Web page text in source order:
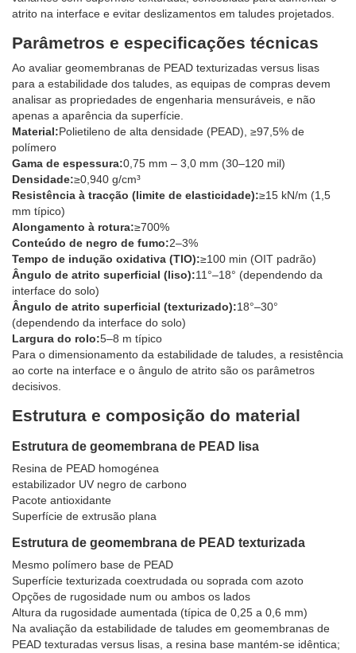
atrito na interface e evitar deslizamentos em taludes projetados.
Parâmetros e especificações técnicas
Ao avaliar geomembranas de PEAD texturizadas versus lisas
para a estabilidade dos taludes, as equipas de compras devem
analisar as propriedades de engenharia mensuráveis, e não
apenas a aparência da superfície.
Material:Polietileno de alta densidade (PEAD), ≥97,5% de
polímero
Gama de espessura:0,75 mm – 3,0 mm (30–120 mil)
Densidade:≥0,940 g/cm³
Resistência à tracção (limite de elasticidade):≥15 kN/m (1,5
mm típico)
Alongamento à rotura:≥700%
Conteúdo de negro de fumo:2–3%
Tempo de indução oxidativa (TIO):≥100 min (OIT padrão)
Ângulo de atrito superficial (liso):11°–18° (dependendo da
interface do solo)
Ângulo de atrito superficial (texturizado):18°–30°
(dependendo da interface do solo)
Largura do rolo:5–8 m típico
Para o dimensionamento da estabilidade de taludes, a resistência
ao corte na interface e o ângulo de atrito são os parâmetros
decisivos.
Estrutura e composição do material
Estrutura de geomembrana de PEAD lisa
Resina de PEAD homogénea
estabilizador UV negro de carbono
Pacote antioxidante
Superfície de extrusão plana
Estrutura de geomembrana de PEAD texturizada
Mesmo polímero base de PEAD
Superfície texturizada coextrudada ou soprada com azoto
Opções de rugosidade num ou ambos os lados
Altura da rugosidade aumentada (típica de 0,25 a 0,6 mm)
Na avaliação da estabilidade de taludes em geomembranas de
PEAD texturadas versus lisas, a resina base mantém-se idêntica;